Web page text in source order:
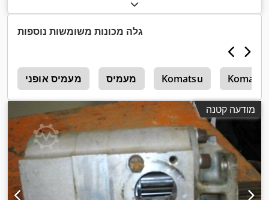
גלה מכונות משומשות נוספות
מעמיס אופני מעמיס Komatsu
מודעה קטנה